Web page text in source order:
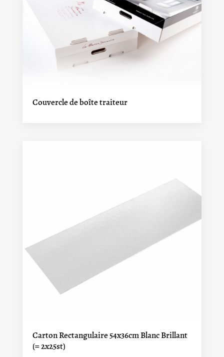
Couvercle de boîte traiteur
Carton Rectangulaire 54x36cm Blanc Brillant
(= 2x25st)